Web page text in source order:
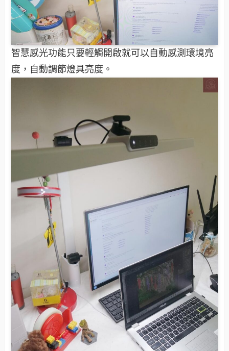
智慧感光功能只要輕觸開啟就可以自動感測環境亮
度，自動調節燈具亮度。